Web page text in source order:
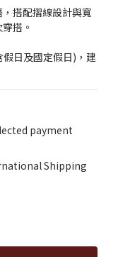
搭配摺線設計與寬
搭。
日及國定假日)，建
payment
Shipping